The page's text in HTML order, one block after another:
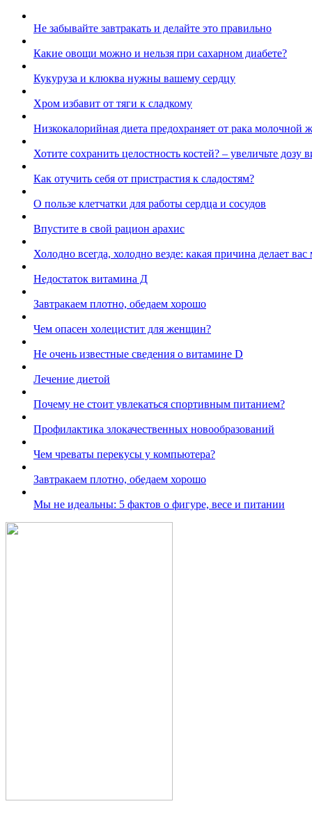
Не забывайте завтракать и делайте это правильно
Какие овощи можно и нельзя при сахарном диабете?
Кукуруза и клюква нужны вашему сердцу
Хром избавит от тяги к сладкому
Низкокалорийная диета предохраняет от рака молочной
Хотите сохранить целостность костей? – увеличьте дозу
Как отучить себя от пристрастия к сладостям?
О пользе клетчатки для работы сердца и сосудов
Впустите в свой рацион арахис
Холодно всегда, холодно везде: какая причина делает вас
Недостаток витамина Д
Завтракаем плотно, обедаем хорошо
Чем опасен холецистит для женщин?
Не очень известные сведения о витамине D
Лечение диетой
Почему не стоит увлекаться спортивным питанием?
Профилактика злокачественных новообразований
Чем чреваты перекусы у компьютера?
Завтракаем плотно, обедаем хорошо
Мы не идеальны: 5 фактов о фигуре, весе и питании